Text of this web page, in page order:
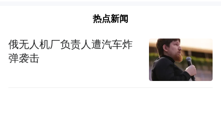
热点新闻
俄无人机厂负责人遭汽车炸
弹袭击